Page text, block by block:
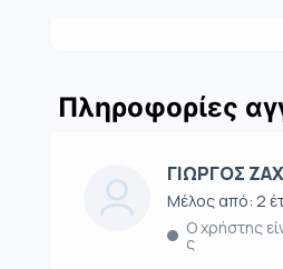
Πληροφορίες
ΓΙΩΡΓΟΣ
Μέλος από: 2
Ο χρήστης
ς